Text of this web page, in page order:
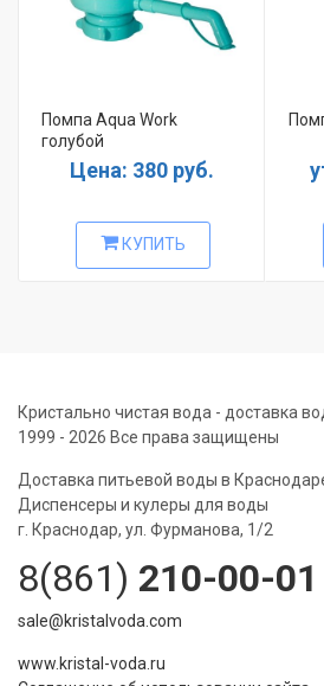
Помпа Aqua Work
голубой
Цена: 380 руб.
КУПИТЬ
Кристально чистая вода - доставка
1999 - 2026 Все права защищены
Доставка питьевой воды в
Диспенсеры и кулеры для воды
г. Краснодар, ул. Фурманова, 1/2
8(861) 210-00-01
sale@kristalvoda.com
www.kristal-voda.ru